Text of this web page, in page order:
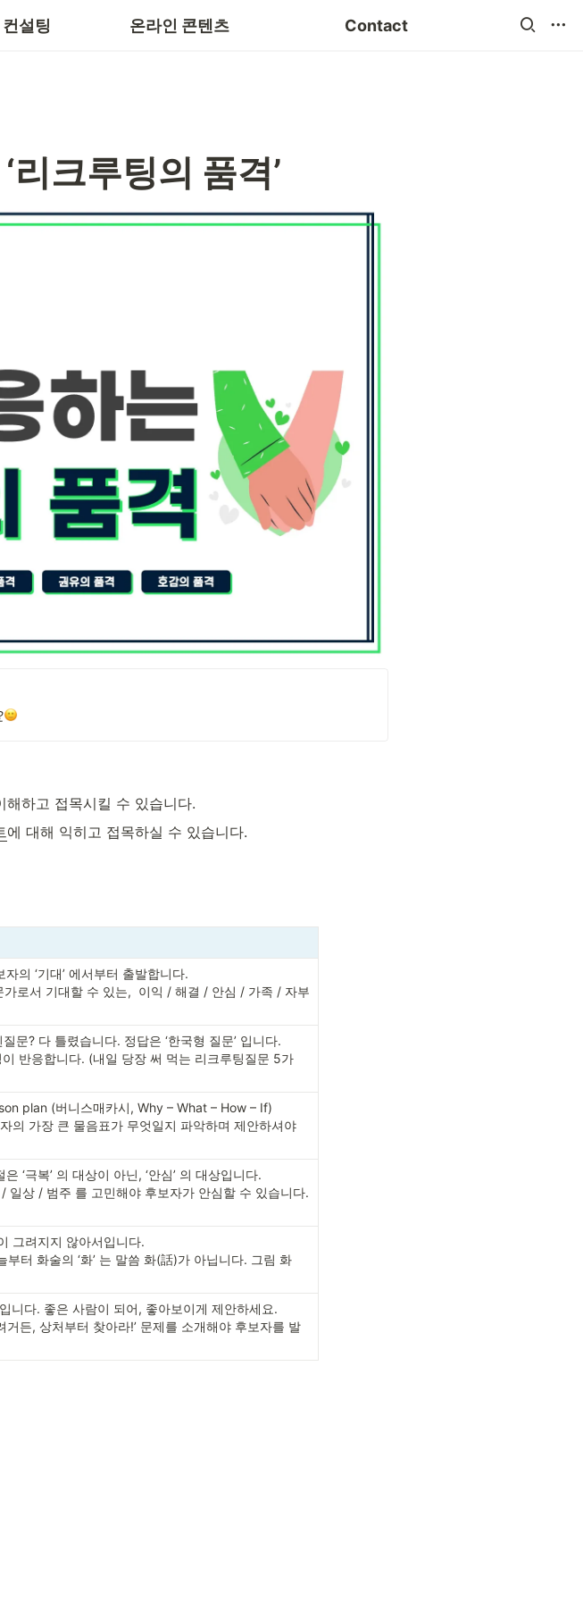
설팅 온라인 콘텐츠 Contact
세일즈 스킬 분야별 특화 Instagram
크루팅의 품격’
해하고 접목시킬 수 있습니다.
에 대해 익히고 접목하실 수 있습니다.
의 ‘기대’ 에서부터 출발합니다.
로서 기대할 수 있는,  이익 / 해결 / 안심 / 가족 / 자부
문? 다 틀렸습니다. 정답은 ‘한국형 질문’ 입니다.
반응합니다. (내일 당장 써 먹는 리크루팅질문 5가
plan (버니스매카시, Why – What – How – If)
의 가장 큰 물음표가 무엇일지 파악하며 제안하셔야
‘극복’ 의 대상이 아닌, ‘안심’ 의 대상입니다.
/ 일상 / 범주 를 고민해야 후보자가 안심할 수 있습니다.
그려지지 않아서입니다.
터 화술의 ‘화’ 는 말씀 화(話)가 아닙니다. 그림 화
니다. 좋은 사람이 되어, 좋아보이게 제안하세요.
든, 상처부터 찾아라!’ 문제를 소개해야 후보자를 발